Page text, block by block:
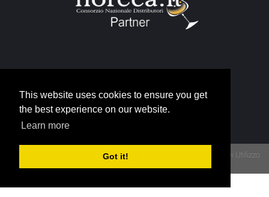
This website uses cookies to ensure you get
the best experience on our website.
Learn more
Got it!
info@horeca.it
Termini Di Utilizzo